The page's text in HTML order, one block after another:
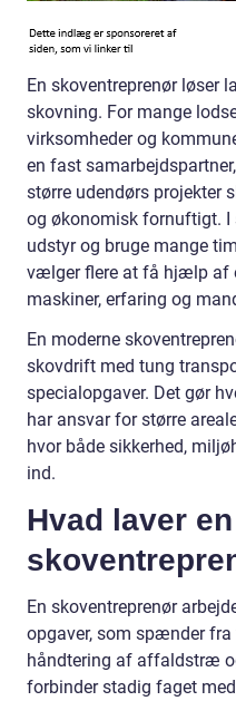
En skoventreprenør løser
skovning. For mange
virksomheder og
en fast
større udendørs projekter
og økonomisk fornuftigt. I
udstyr og bruge mange
vælger flere at få hjælp af
maskiner, erfaring og
En moderne
skovdrift med tung
specialopgaver. Det gør
har ansvar for større
hvor både sikkerhed,
ind.
Hvad laver en
En skoventreprenør
opgaver, som spænder
håndtering af affaldstræ
forbinder stadig faget